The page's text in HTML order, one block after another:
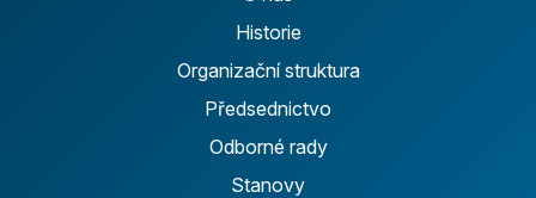
Historie
Organizační struktura
Předsednictvo
Odborné rady
Stanovy